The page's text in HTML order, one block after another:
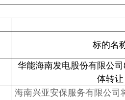
标的名
华能海南发电股份有限公
体转让
海南兴亚安保服务有限公司